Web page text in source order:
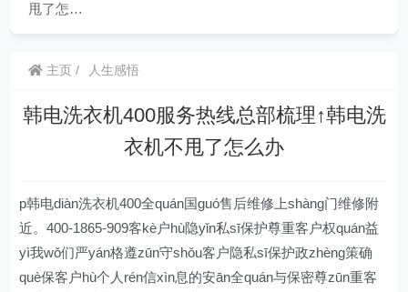
甩了怎…
主页 人生感悟
韩电洗衣机400服务热线总部梳理↑韩电洗
衣机不甩了怎么办
p韩电diàn洗衣机400全quán国guó售后维修上shàng门维修附
近。400-1865-909客kè户hù隐yǐn私sī保护尊重客户权quán益
yì我wǒ们严yán格遵zūn守shǒu客户隐私sī保护政zhèng策确
què保客户hù个人rén信xìn息的安ān全quán与保密尊zūn重客